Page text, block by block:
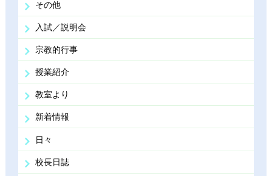
その他
入試／説明会
宗教的行事
授業紹介
教室より
新着情報
日々
校長日誌